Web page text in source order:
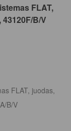
FLAT,
43120F/B/V